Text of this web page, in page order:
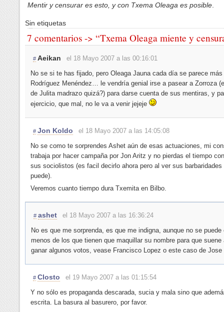
Mentir y censurar es esto, y con Txema Oleaga es posible
Sin etiquetas
7 comentarios -> “Txema Oleaga miente y
# Aeikan
el 18 Mayo 2007 a las 00:16:01
No se si te has fijado, pero Oleaga Jauna cada día se parece más
Rodríguez Menéndez… le vendría genial irse a pasear a Zorroza
de Julita madrazo quizá?) para darse cuenta de sus mentiras, y
ejercicio, que mal, no le va a venir jejeje
# Jon Koldo
el 18 Mayo 2007 a las 14:05:08
No se como te sorprendes Ashet aún de esas actuaciones, mi
trabaja por hacer campaña por Jon Aritz y no pierdas el tiempo
sus sociolistos (es facil decirlo ahora pero al ver sus barbaridades
puede).
Veremos cuanto tiempo dura Txemita en Bilbo.
# ashet
el 18 Mayo 2007 a las 16:36:24
No es que me sorprenda, es que me indigna, aunque no se puede
menos de los que tienen que maquillar su nombre para que
ganar algunos votos, vease Francisco Lopez o este caso de Jose
# Closto
el 19 Mayo 2007 a las 01:15:54
Y no sólo es propaganda descarada, sucia y mala sino que
escrita. La basura al basurero, por favor.